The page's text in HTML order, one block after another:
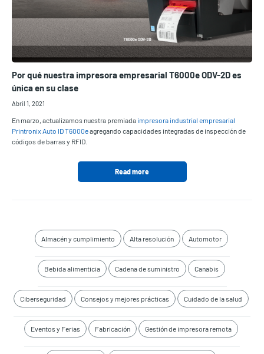
Por qué nuestra impresora empresarial T6000e ODV-2D es
única en su clase
Abril 1, 2021
En marzo, actualizamos nuestra premiada impresora industrial empresarial
Printronix Auto ID T6000eagregando capacidades integradas de inspección de
códigos de barras y RFID.
Read more
Almacén y cumplimiento Alta resolución Automotor
Bebida alimenticia Cadena de suministro Canabis
Ciberseguridad Consejos y mejores prácticas Cuidado de la salud
Eventos y Ferias Fabricación Gestión de impresora remota